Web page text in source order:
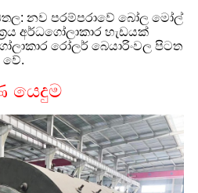
නව පරම්පරාවේ බෝල මෝල්
අර්ධගෝලාකාර හැඩයක්
රෝලර් බෙයාරිංවල පිටත
වේ.
යෙදුම